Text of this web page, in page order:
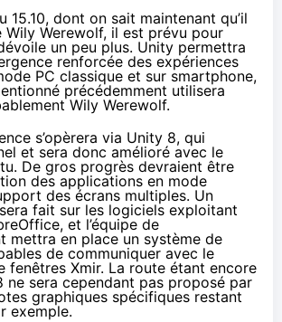
15.10, dont on sait maintenant qu’il
Wily Werewolf, il est prévu pour
un peu plus. Unity permettra
renforcée des expériences
PC classique et sur smartphone,
précédemment utilisera
Wily Werewolf.
s’opèrera via Unity 8, qui
et sera donc amélioré avec le
De gros progrès devraient être
des applications en mode
des écrans multiples. Un
fait sur les logiciels exploitant
et l’équipe de
mettra en place un système de
de communiquer avec le
fenêtres Xmir. La route étant encore
ne sera cependant pas proposé par
graphiques spécifiques restant
exemple.